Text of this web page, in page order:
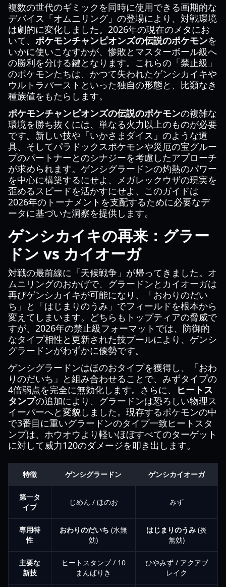
複数の世代のギミックを同時に使用できる画期的な
デバイス「オムニリング」の登場により、対戦環境
は劇的に変化しました。2026年の現在のメタにお
いて、 ポケモンチャンピオンズの伝説のポケモンを
いかに使いこなすかが、惨敗とマスターボール級へ
の勝利を分ける鍵となります。これらの「禁止級」
のポケモンたちは、かつて失われたゲンシカイキや
ウルトラバーストといった独自の形態と、比類なき
種族値をもたらします。
ポケモンチャンピオンズの伝説のポケモンの複雑な
環境を勝ち抜くには、単なる火力以上のものが必要
です。新しい技や「いかさまダイス」のような道
具、そしてパラドックスポケモンや災厄の宝グルー
プのパートナーとのシナジーを考慮したアプローチ
が求められます。ゲンシグラードンの灼熱のパワー
を中心に構築するにせよ、メガレックウザの現実を
歪めるスピードを活かすにせよ、このガイドは
2026年のトーナメントを支配するために必要なデ
ータに基づいた洞察を提供します。
ゲンシカイキの再来：グラー
ドン vs カイオーガ
対戦の最前線に「天候戦争」が帰ってきました。オ
ムニリングのおかげで、グラードンとカイオーガは
再びゲンシカイキが可能になり、「おわりのだい
ち」と「はじまりのうみ」でフィールドを根本から
変えてしまいます。どちらもトップティアの脅威で
すが、2026年の禁止級フォーマットでは、防御的
なタイプ相性と更新された技プールにより、ゲンシ
グラードンがわずかに優勢です。
ゲンシグラードンはほのおタイプを獲得し、「おわ
りのだいち」と組み合わせることで、みずタイプの
4倍弱点を完全に無効化します。さらに、
ヒートス
タンプの追加により、グラードンは恐ろしい物理ス
イーパーへと変貌しました。現存するポケモンの中
で3番目に重いグラードンのタイプ一致ヒートスタ
ンプは、ホウオウより軽いほぼすべてのターゲット
に対して威力120のダメージを叩き出します。
特徴 ゲンシグラードン ゲンシカイオーガ
第一タ
イプ
じめん / ほのお みず
専用特
性
おわりのだいち (水無
効)
はじまりのうみ (炎
無効)
主要な
新技
ヒートスタンプ / 10
まんばりき
ひやみず / アクアブ
レイク